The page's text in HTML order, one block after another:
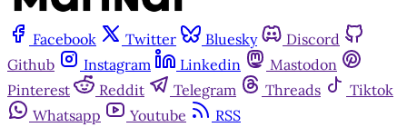
Facebook Twitter Bluesky
Discord
Github
Instagram Linkedin
Mastodon
Pinterest
Reddit Telegram Threads
Tiktok
Whatsapp
Youtube
RSS